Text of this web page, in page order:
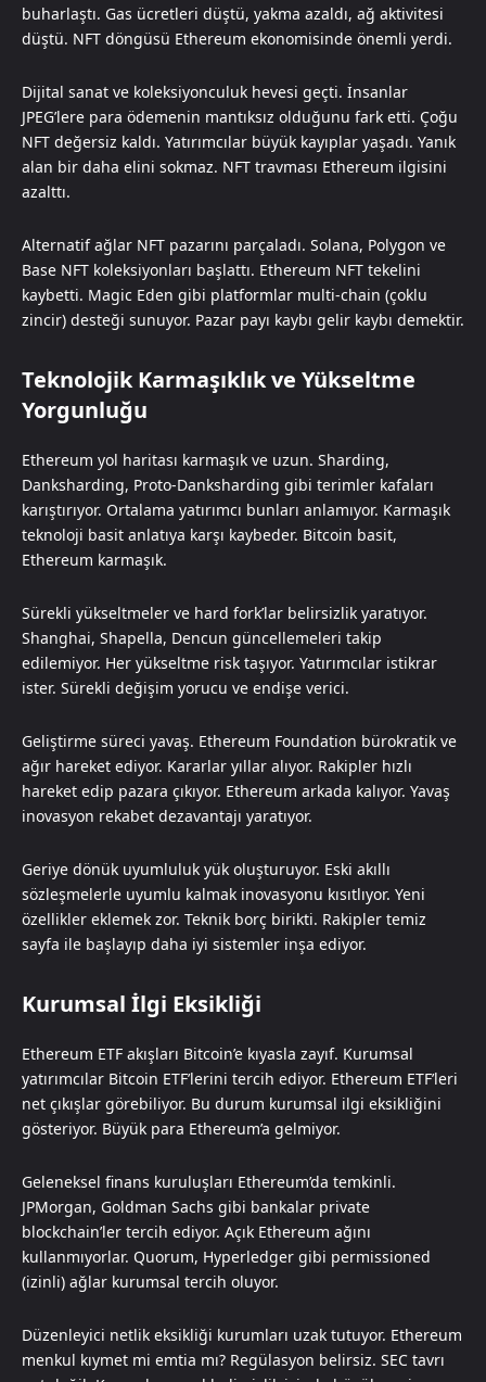
buharlaştı. Gas ücretleri düştü, yakma azaldı, ağ aktivitesi
düştü. NFT döngüsü Ethereum ekonomisinde önemli yerdi.
Dijital sanat ve koleksiyonculuk hevesi geçti. İnsanlar
JPEG’lere para ödemenin mantıksız olduğunu fark etti. Çoğu
NFT değersiz kaldı. Yatırımcılar büyük kayıplar yaşadı. Yanık
alan bir daha elini sokmaz. NFT travması Ethereum ilgisini
azalttı.
Alternatif ağlar NFT pazarını parçaladı. Solana, Polygon ve
Base NFT koleksiyonları başlattı. Ethereum NFT tekelini
kaybetti. Magic Eden gibi platformlar multi-chain (çoklu
zincir) desteği sunuyor. Pazar payı kaybı gelir kaybı demektir.
Teknolojik Karmaşıklık ve Yükseltme
Yorgunluğu
Ethereum yol haritası karmaşık ve uzun. Sharding,
Danksharding, Proto-Danksharding gibi terimler kafaları
karıştırıyor. Ortalama yatırımcı bunları anlamıyor. Karmaşık
teknoloji basit anlatıya karşı kaybeder. Bitcoin basit,
Ethereum karmaşık.
Sürekli yükseltmeler ve hard fork’lar belirsizlik yaratıyor.
Shanghai, Shapella, Dencun güncellemeleri takip
edilemiyor. Her yükseltme risk taşıyor. Yatırımcılar istikrar
ister. Sürekli değişim yorucu ve endişe verici.
Geliştirme süreci yavaş. Ethereum Foundation bürokratik ve
ağır hareket ediyor. Kararlar yıllar alıyor. Rakipler hızlı
hareket edip pazara çıkıyor. Ethereum arkada kalıyor. Yavaş
inovasyon rekabet dezavantajı yaratıyor.
Geriye dönük uyumluluk yük oluşturuyor. Eski akıllı
sözleşmelerle uyumlu kalmak inovasyonu kısıtlıyor. Yeni
özellikler eklemek zor. Teknik borç birikti. Rakipler temiz
sayfa ile başlayıp daha iyi sistemler inşa ediyor.
Kurumsal İlgi Eksikliği
Ethereum ETF akışları Bitcoin’e kıyasla zayıf. Kurumsal
yatırımcılar Bitcoin ETF’lerini tercih ediyor. Ethereum ETF’leri
net çıkışlar görebiliyor. Bu durum kurumsal ilgi eksikliğini
gösteriyor. Büyük para Ethereum’a gelmiyor.
Geleneksel finans kuruluşları Ethereum’da temkinli.
JPMorgan, Goldman Sachs gibi bankalar private
blockchain’ler tercih ediyor. Açık Ethereum ağını
kullanmıyorlar. Quorum, Hyperledger gibi permissioned
(izinli) ağlar kurumsal tercih oluyor.
Düzenleyici netlik eksikliği kurumları uzak tutuyor. Ethereum
menkul kıymet mi emtia mı? Regülasyon belirsiz. SEC tavrı